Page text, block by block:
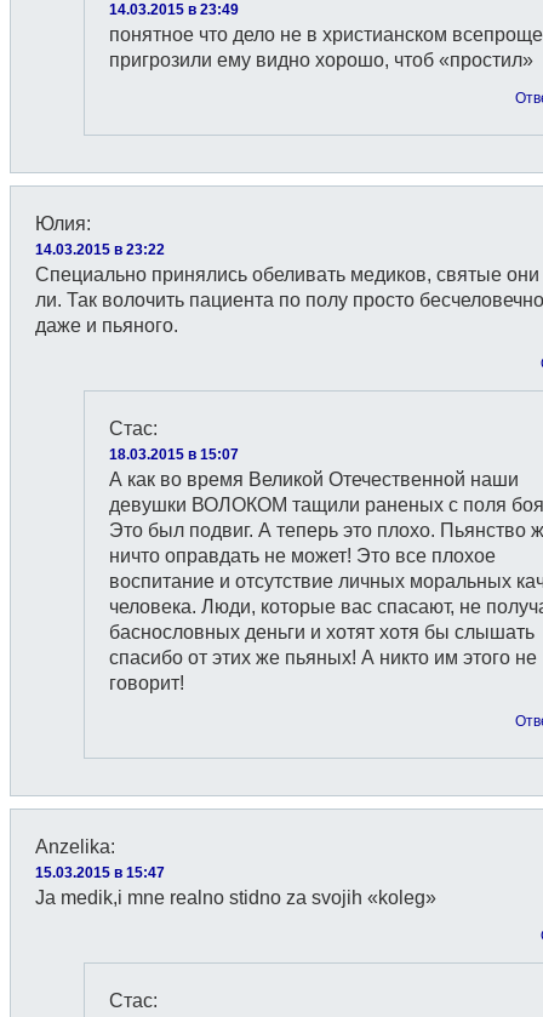
14.03.2015 в 23:49
понятное что дело не в христианском
пригрозили ему видно хорошо, чтоб «простил»
Юлия:
14.03.2015 в 23:22
Специально принялись обеливать медиков, святые они
ли. Так волочить пациента по полу просто
даже и пьяного.
Стас:
18.03.2015 в 15:07
А как во время Великой Отечественной наши
девушки ВОЛОКОМ тащили раненых с поля
Это был подвиг. А теперь это плохо. Пьянство
ничто оправдать не может! Это все плохое
воспитание и отсутствие личных моральных
человека. Люди, которые вас спасают, не
баснословных деньги и хотят хотя бы слышать
спасибо от этих же пьяных! А никто им этого не
говорит!
Anzelika:
15.03.2015 в 15:47
Ja medik,i mne realno stidno za svojih «koleg»
Стас: